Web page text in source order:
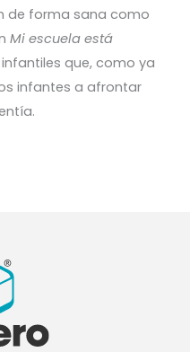
de forma sana como
Mi escuela está
que, como ya
infantes a afrontar